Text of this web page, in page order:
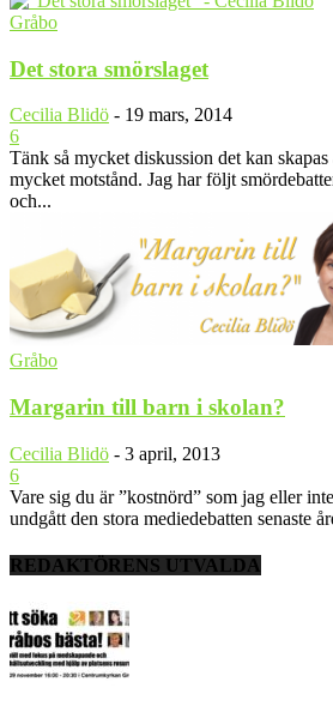
Gråbo
Det stora smörslaget
Cecilia Blidö - 19 mars, 2014
6
Tänk så mycket diskussion det kan
mycket motstånd. Jag har följt
och...
Gråbo
Margarin till barn i skolan?
Cecilia Blidö - 3 april, 2013
6
Vare sig du är ”kostnörd” som jag eller
undgått den stora mediedebatten senaste
REDAKTÖRENS UTVALDA